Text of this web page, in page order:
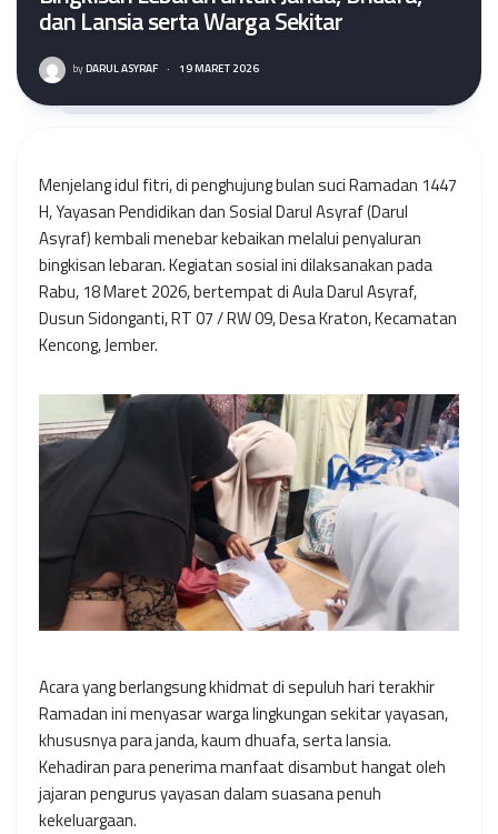
dan Lansia serta Warga Sekitar
byDARUL ASYRAF · 19 MARET 2026
Menjelang idul fitri, di penghujung bulan suci Ramadan 1447
H, Yayasan Pendidikan dan Sosial Darul Asyraf (Darul
Asyraf) kembali menebar kebaikan melalui penyaluran
bingkisan lebaran. Kegiatan sosial ini dilaksanakan pada
Rabu, 18 Maret 2026, bertempat di Aula Darul Asyraf,
Dusun Sidonganti, RT 07 / RW 09, Desa Kraton, Kecamatan
Kencong, Jember.
Acara yang berlangsung khidmat di sepuluh hari terakhir
Ramadan ini menyasar warga lingkungan sekitar yayasan,
khususnya para janda, kaum dhuafa, serta lansia.
Kehadiran para penerima manfaat disambut hangat oleh
jajaran pengurus yayasan dalam suasana penuh
kekeluargaan.